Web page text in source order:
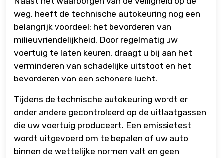
weg, heeft de technische autokeuring nog een
belangrijk voordeel: het bevorderen van
milieuvriendelijkheid. Door regelmatig uw
voertuig te laten keuren, draagt u bij aan het
verminderen van schadelijke uitstoot en het
bevorderen van een schonere lucht.
Tijdens de technische autokeuring wordt er
onder andere gecontroleerd op de uitlaatgassen
die uw voertuig produceert. Een emissietest
wordt uitgevoerd om te bepalen of uw auto
binnen de wettelijke normen valt en geen